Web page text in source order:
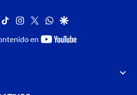
tiktok instagram
twitterwhatsapp
google
en
youtube-